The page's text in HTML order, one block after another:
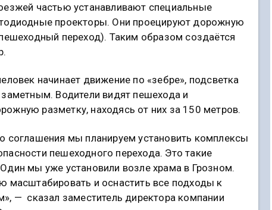
частью устанавливают специальные
проекторы. Они проецируют дорожную
переход). Таким образом создаётся
начинает движение по «зебре», подсветка
заметным. Водители видят пешехода и
разметку, находясь от них за 150 метров.
соглашения мы планируем установить комплексы
пешеходного перехода. Это такие
мы уже установили возле храма в Грозном.
масштабировать и оснастить все подходы к
— сказал заместитель директора компании